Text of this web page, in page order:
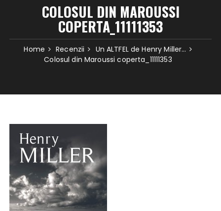
COLOSUL DIN MAROUSSI
COPERTA_11111353
Home Recenzii
Un ALTFEL de Henry Miller…
Colosul din Maroussi coperta_11111353